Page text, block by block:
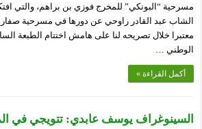
مسرحية “البونكي” للمخرج فوزي بن براهم، والتي
الشاب عبد القادر راوحي عن دورها في مسرحية صفار
معتبرا خلال تصريحه لنا على هامش اختتام الطبعة
الوطني …
أكمل القراءة »
السينوغراف يوسف عابدي: تتويجي في